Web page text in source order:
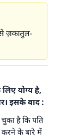
से ज़कातुल-
योग्य है,
इसके बाद :
है कि पति
के बारे में